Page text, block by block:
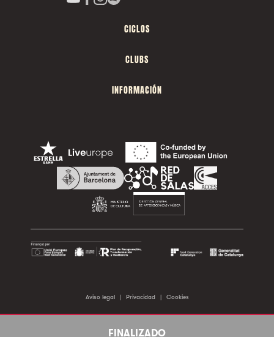
FINALIZADO
CICLOS
CLUBS
INFORMACIÓN
Aviso legal | Privacidad | Cookies
©2026 Sala Apolo. Todos los derechos reservados.